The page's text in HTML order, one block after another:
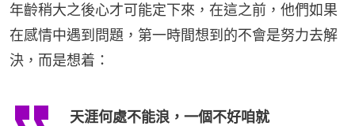
年齡稍大之後心才可能定下來，在這之前，他們如果
在感情中遇到問題，第一時間想到的不會是努力去解
決，而是想着：
天涯何處不能浪，一個不好咱就